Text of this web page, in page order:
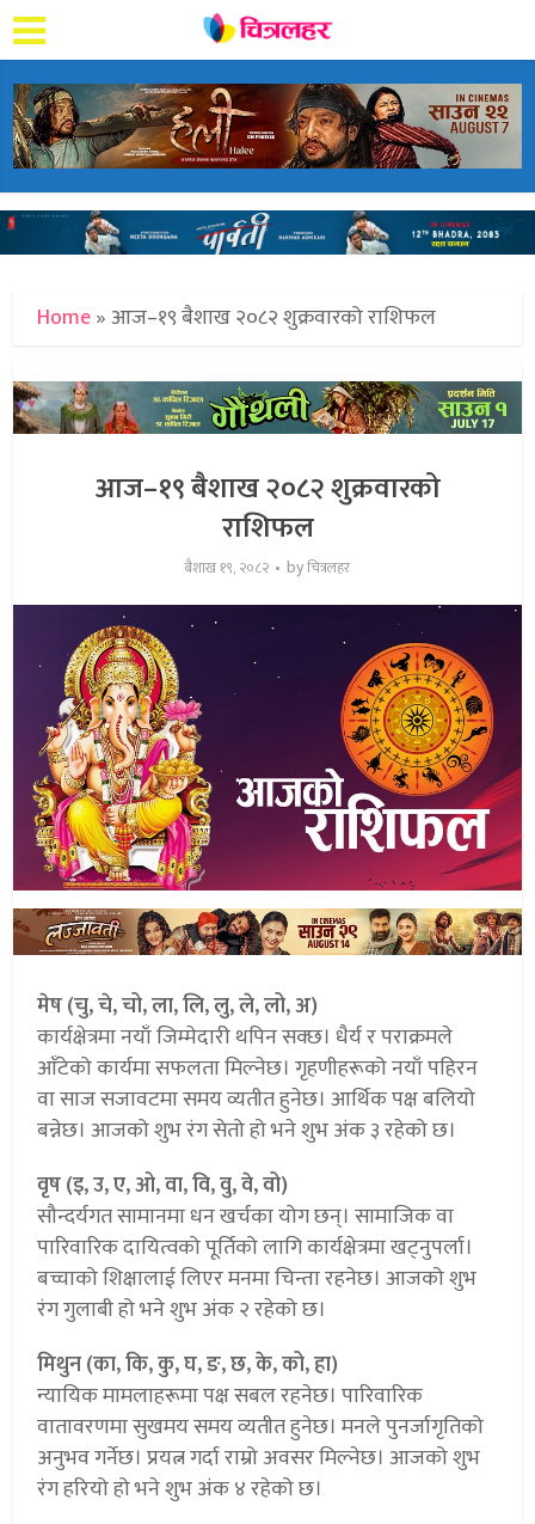
Home»आज–१९ बैशाख २०८२ शुक्रवारको राशिफल
आज–१९ बैशाख २०८२ शुक्रवारको
राशिफल
बैशाख १९, २०८२ byचित्रलहर
मेष (चु, चे, चो, ला, लि, लु, ले, लो, अ)
कार्यक्षेत्रमा नयाँ जिम्मेदारी थपिन सक्छ। धैर्य र पराक्रमले
आँटेको कार्यमा सफलता मिल्नेछ। गृहणीहरूको नयाँ पहिरन
वा साज सजावटमा समय व्यतीत हुनेछ। आर्थिक पक्ष बलियो
बन्नेछ। आजको शुभ रंग सेतो हो भने शुभ अंक ३ रहेको छ।
वृष (इ, उ, ए, ओ, वा, वि, वु, वे, वो)
सौन्दर्यगत सामानमा धन खर्चका योग छन्। सामाजिक वा
पारिवारिक दायित्वको पूर्तिको लागि कार्यक्षेत्रमा खट्नुपर्ला।
बच्चाको शिक्षालाई लिएर मनमा चिन्ता रहनेछ। आजको शुभ
रंग गुलाबी हो भने शुभ अंक २ रहेको छ।
मिथुन (का, कि, कु, घ, ङ, छ, के, को, हा)
न्यायिक मामलाहरूमा पक्ष सबल रहनेछ। पारिवारिक
वातावरणमा सुखमय समय व्यतीत हुनेछ। मनले पुनर्जागृतिको
अनुभव गर्नेछ। प्रयत्न गर्दा राम्रो अवसर मिल्नेछ। आजको शुभ
रंग हरियो हो भने शुभ अंक ४ रहेको छ।